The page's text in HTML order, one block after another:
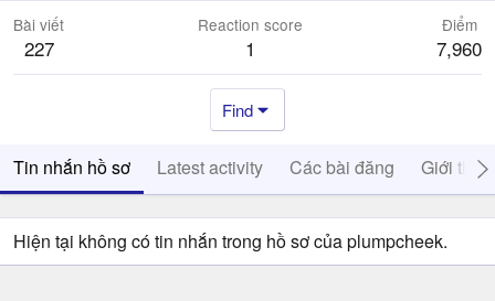
Bài viết
227
Reaction score
1
Điểm
7,960
Find
Tin nhắn hồ sơ Latest activity Các bài đăng Giới thiệu
Hiện tại không có tin nhắn trong hồ sơ của plumpcheek.